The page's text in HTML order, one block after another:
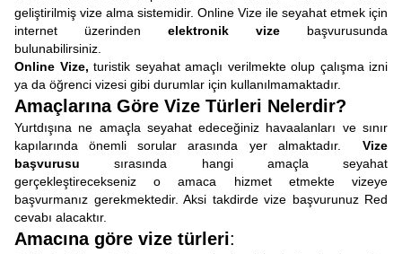
geliştirilmiş vize alma sistemidir. Online Vize ile seyahat etmek için
internet üzerinden elektronik vize başvurusunda
bulunabilirsiniz.
Online Vize, turistik seyahat amaçlı verilmekte olup çalışma izni
ya da öğrenci vizesi gibi durumlar için kullanılmamaktadır.
Amaçlarına Göre Vize Türleri Nelerdir?
Yurtdışına ne amaçla seyahat edeceğiniz havaalanları ve sınır
kapılarında önemli sorular arasında yer almaktadır. Vize
başvurusu sırasında hangi amaçla seyahat
gerçekleştirecekseniz o amaca hizmet etmekte vizeye
başvurmanız gerekmektedir. Aksi takdirde vize başvurunuz Red
cevabı alacaktır.
Amacına göre vize türleri: